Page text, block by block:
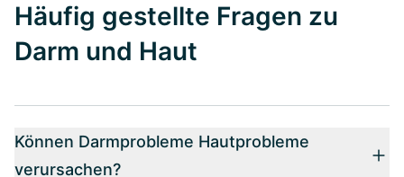
Häufig gestellte Fragen zu
Darm und Haut
Können Darmprobleme Hautprobleme
verursachen?